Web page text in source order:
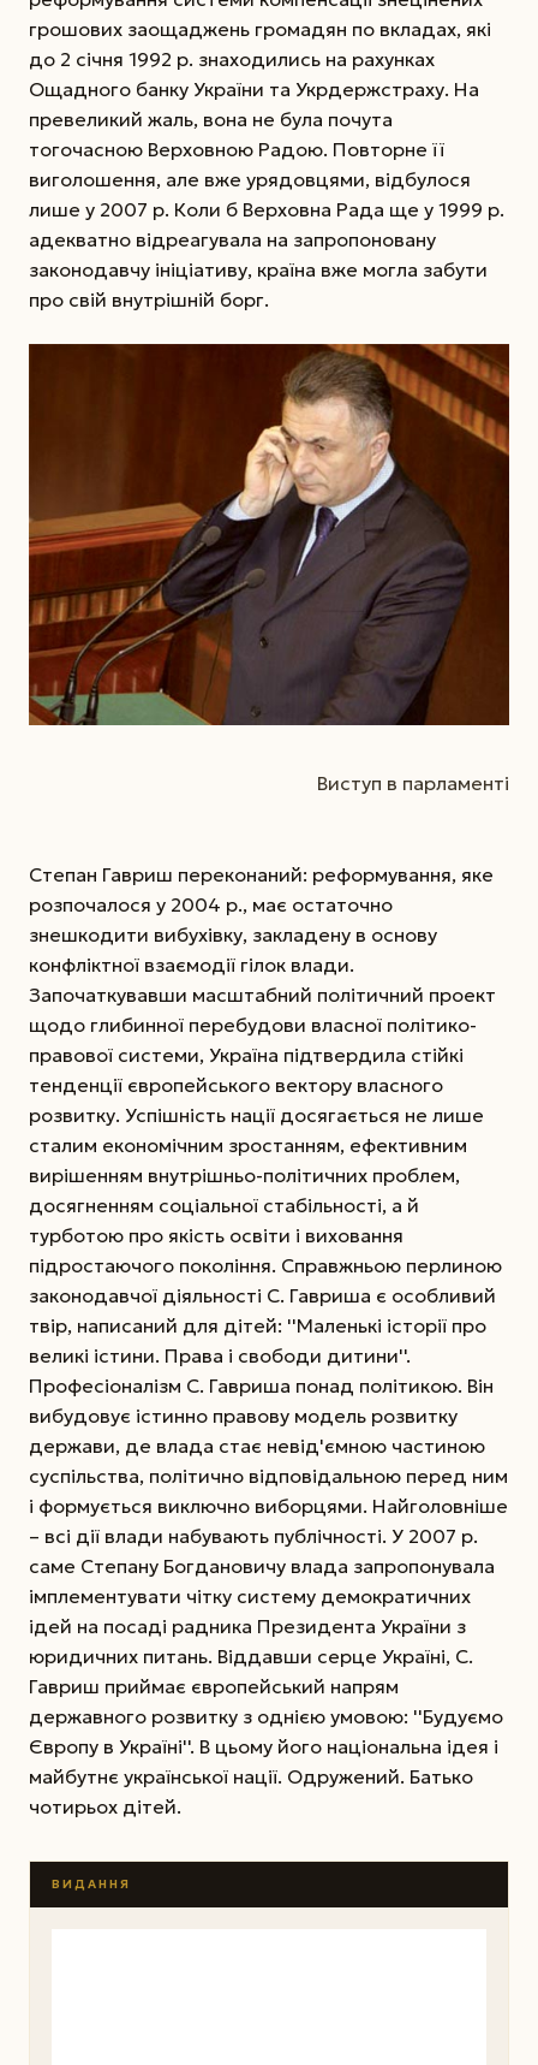
грошових заощаджень громадян по вкладах, які
до 2 січня 1992 р. знаходились на рахунках
Ощадного банку України та Укрдержстраху. На
превеликий жаль, вона не була почута
тогочасною Верховною Радою. Повторне її
виголошення, але вже урядовцями, відбулося
лише у 2007 р. Коли б Верховна Рада ще у 1999 р.
адекватно відреагувала на запропоновану
законодавчу ініціативу, країна вже могла забути
про свій внутрішній борг.
Виступ в парламенті
Степан Гавриш переконаний: реформування, яке
розпочалося у 2004 р., має остаточно
знешкодити вибухівку, закладену в основу
конфліктної взаємодії гілок влади.
Започаткувавши масштабний політичний проект
щодо глибинної перебудови власної політико-
правової системи, Україна підтвердила стійкі
тенденції європейського вектору власного
розвитку. Успішність нації досягається не лише
сталим економічним зростанням, ефективним
вирішенням внутрішньо-політичних проблем,
досягненням соціальної стабільності, а й
турботою про якість освіти і виховання
підростаючого покоління. Справжньою перлиною
законодавчої діяльності С. Гавриша є особливий
твір, написаний для дітей: ''Маленькі історії про
великі істини. Права і свободи дитини''.
Професіоналізм С. Гавриша понад політикою. Він
вибудовує істинно правову модель розвитку
держави, де влада стає невід'ємною частиною
суспільства, політично відповідальною перед ним
і формується виключно виборцями. Найголовніше
– всі дії влади набувають публічності. У 2007 р.
саме Степану Богдановичу влада запропонувала
імплементувати чітку систему демократичних
ідей на посаді радника Президента України з
юридичних питань. Віддавши серце Україні, С.
Гавриш приймає європейський напрям
державного розвитку з однією умовою: ''Будуємо
Європу в Україні''. В цьому його національна ідея і
майбутнє української нації. Одружений. Батько
чотирьох дітей.
ВИДАННЯ